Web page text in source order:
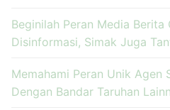
Beginilah Peran Media Berita
Disinformasi, Simak Juga
Memahami Peran Unik Agen
Dengan Bandar Taruhan